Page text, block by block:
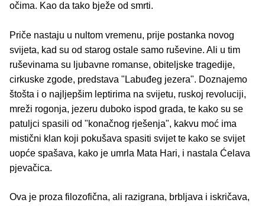
očima. Kao da tako bježe od smrti.
Priče nastaju u nultom vremenu, prije postanka novog
svijeta, kad su od starog ostale samo ruševine. Ali u tim
ruševinama su ljubavne romanse, obiteljske tragedije,
cirkuske zgode, predstava "Labuđeg jezera". Doznajemo
štošta i o najljepšim leptirima na svijetu, ruskoj revoluciji,
mreži rogonja, jezeru duboko ispod grada, te kako su se
patuljci spasili od "konačnog rješenja", kakvu moć ima
mistični klan koji pokušava spasiti svijet te kako se svijet
uopće spašava, kako je umrla Mata Hari, i nastala Ćelava
pjevačica.
Ova je proza filozofična, ali razigrana, brbljava i iskričava,